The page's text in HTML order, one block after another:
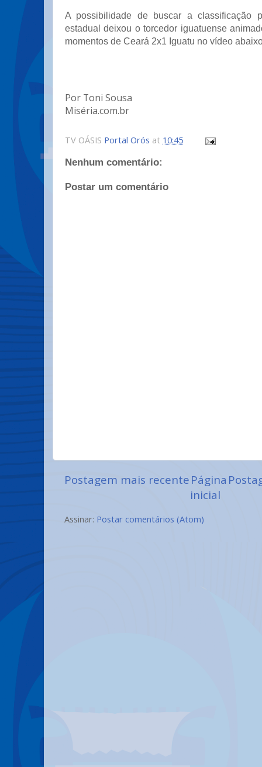
A possibilidade de buscar a classificação
estadual deixou o torcedor iguatuense
momentos de Ceará 2x1 Iguatu no vídeo
Por Toni Sousa
Miséria.com.br
TV OÁSIS Portal Orós at 10:45
Nenhum comentário:
Postar um comentário
Postagem mais recentePágina
inicial
Assinar: Postar comentários (Atom)